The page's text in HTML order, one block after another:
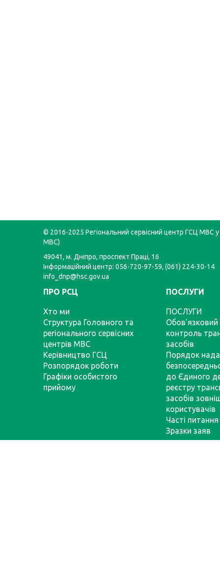
© 2016-2025 Регіональний сервісний центр ГСЦ МВС у
МВС)
49041, м. Дніпро, проспект Праці, 16
Інформаційний центр: 056-720-97-59, (061) 224-30-14
info_dnp@hsc.gov.ua
ПРО РСЦ
Хто ми
Структура Головного та
регіонального сервісних
центрів МВС
Керівництво ГСЦ
Розпорядок роботи
Графіки особистого
прийому
ПОСЛУГИ
ПОСЛУГИ
Обов’язковий
контроль
засобів
Порядок
до Єдиного
реєстру
засобів
користувачів
Часті питання
Зразки заяв